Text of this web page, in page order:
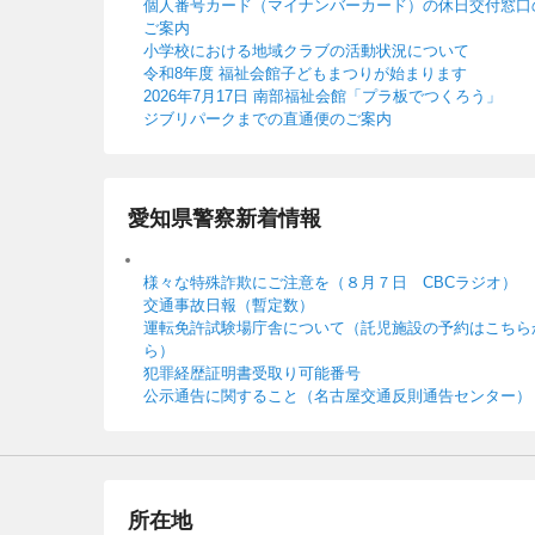
個人番号カード（マイナンバーカード）の休日交付窓口
ご案内
小学校における地域クラブの活動状況について
令和8年度 福祉会館子どもまつりが始まります
2026年7月17日 南部福祉会館「プラ板でつくろう」
ジブリパークまでの直通便のご案内
愛知県警察新着情報
様々な特殊詐欺にご注意を（８月７日 CBCラジオ）
交通事故日報（暫定数）
運転免許試験場庁舎について（託児施設の予約はこちら
ら）
犯罪経歴証明書受取り可能番号
公示通告に関すること（名古屋交通反則通告センター）
所在地